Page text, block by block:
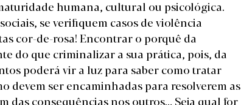
humana, cultural ou psicológica.
se verifiquem casos de violência
cor-de-rosa! Encontrar o porquê da
do que criminalizar a sua prática, pois, da
poderá vir a luz para saber como tratar
devem ser encaminhadas para resolverem as
das consequências nos outros… Seja qual for